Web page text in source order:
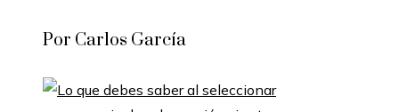
Por Carlos García